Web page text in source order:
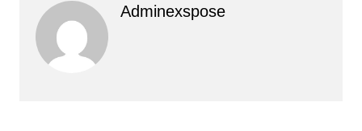
Adminexspose